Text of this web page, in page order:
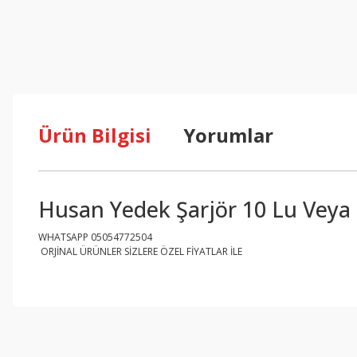
Ürün Bilgisi Yorumlar
Husan Yedek Şarjör 10 Lu Veya
WHATSAPP 05054772504
ORJİNAL ÜRÜNLER SİZLERE ÖZEL FİYATLAR İLE